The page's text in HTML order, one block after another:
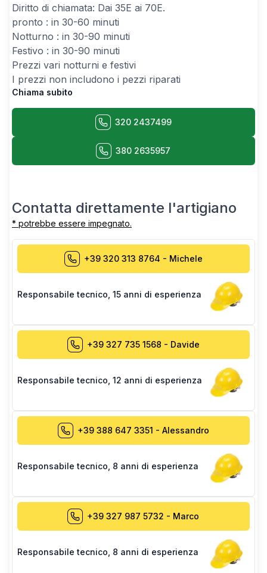
Diritto di chiamata: Dai 35E ai 70E.
pronto : in 30-60 minuti
Notturno : in 30-90 minuti
Festivo : in 30-90 minuti
Prezzi vari notturni e festivi
I prezzi non includono i pezzi riparati
Chiama subito
320 2437499
380 2635957
Contatta direttamente l'artigiano
* potrebbe essere impegnato.
+39 320 313 8764 - Michele
Responsabile tecnico 15 anni di esperienza
+39 327 735 1568 - Davide
Responsabile tecnico 12 anni di esperienza
+39 388 647 3351 - Alessandro
Responsabile tecnico 8 anni di esperienza
+39 327 987 5732 - Marco
Responsabile tecnico 8 anni di esperienza